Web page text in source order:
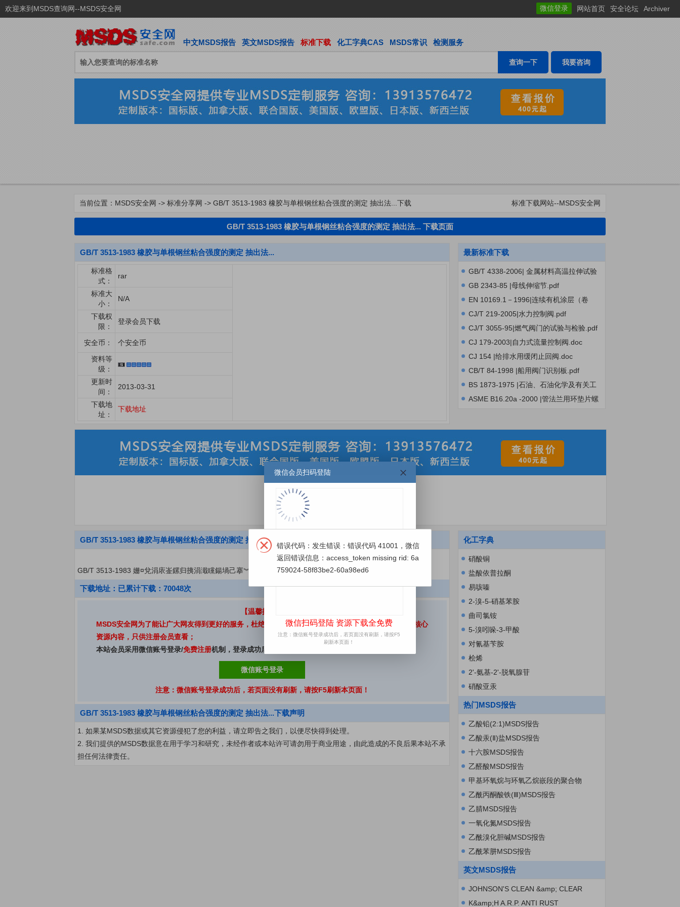
欢迎来到MSDS查询网--MSDS安全网 Archiver
安全论坛
网站首页
微信登录
中文MSDS报告 英文MSDS报告 标准下载 化工字典CAS MSDS常识 检测服务
我要咨询
当前位置： MSDS安全网 -> 标准分享网 -> GB/T 3513-1983 橡胶与单根钢丝粘合强度的测定 抽出法...下载 标准下载网站--MSDS安全网
GB/T 3513-1983 橡胶与单根钢丝粘合强度的测定 抽出法... 下载页面
GB/T 3513-1983 橡胶与单根钢丝粘合强度的测定 抽出法...
标准格
式：
rar
标准大
小：
N/A
下载权
限：
登录会员下载
安全币：
个安全币
资料等
级：
更新时
间：
2013-03-31
下载地
址：
下载地址
最新标准下载
GB/T 4338-2006| 金属材料高温拉伸试验
方法.PDF
GB 2343-85 |母线伸缩节.pdf
EN 10169.1－1996|连续有机涂层（卷
涂）钢板产品的定义，基材，偏差，试验
方法的一般介绍.doc
CJ/T 219-2005|水力控制阀.pdf
CJ/T 3055-95|燃气阀门的试验与检验.pdf
CJ 179-2003|自力式流量控制阀.doc
CJ 154 |给排水用缓闭止回阀.doc
CB/T 84-1998 |船用阀门识别板.pdf
BS 1873-1975 |石油、石油化学及有关工
业用钢球形阀、球形截止阀与单向阀(有法
ASME B16.20a -2000 |管法兰用环垫片螺
GB/T 3513-1983 橡胶与单根钢丝粘合强度的测定 抽出法... 简要介绍
GB/T 3513-1983 姗¤兌涓庡崟鏍归挗涓濈矘鍚堝己搴︾殑娴嬪畾 鎶藉嚭娉
下载地址：已累计下载：70048次
【温馨提示】
MSDS安全网为了能让广大网友得到更好的服务，杜绝不法人员盗用本站共享资源，最终决定隐藏部分核心
资源内容，只供注册会员查看；
本站会员采用微信账号登录/免费注册机制，登录成功后即可
微信账号登录
注意：微信账号登录成功后，若页面没有刷新，请按F5刷新本页面！
GB/T 3513-1983 橡胶与单根钢丝粘合强度的测定 抽出法...下载声明
1. 如果某MSDS数据或其它资源侵犯了您的利益，请立即告之我们，以便尽快得到处理。
2. 我们提供的MSDS数据意在用于学习和研究，未经作者或本站许可请勿用于商业用途，由此造成的不良后果本站不承
担任何法律责任。
化工字典
硝酸铜
盐酸依普拉酮
易咳嗪
2-溴-5-硝基苯胺
曲司氯铵
5-溴吲哚-3-甲酸
对氰基苄胺
桧烯
2'-氨基-2'-脱氧腺苷
硝酸亚汞
热门MSDS报告
乙酸铅(2:1)MSDS报告
乙酸汞(Ⅱ)盐MSDS报告
十六胺MSDS报告
乙醛酸MSDS报告
甲基环氧烷与环氧乙烷嵌段的聚合物
MSDS报告
乙酰丙酮酸铁(Ⅲ)MSDS报告
乙腈MSDS报告
一氧化氮MSDS报告
乙酰溴化胆碱MSDS报告
乙酰苯肼MSDS报告
英文MSDS报告
JOHNSON'S CLEAN &amp; CLEAR
FACIAL CLEANSING BAR MSDS翻译
K&amp;H A.R.P. ANTI RUST
微信会员扫码登陆
微信扫码登陆 资源下载全免费
注意：微信账号登录成功后，若页面没有刷新，请按F5
刷新本页面！
错误代码：发生错误：错误代码 41001，微信
返回错误信息：access_token missing rid: 6a
759024-58f83be2-60a98ed6